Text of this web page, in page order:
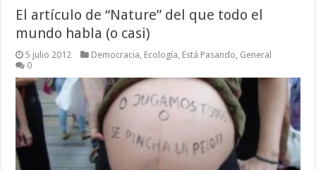
El artículo de “Nature” del que todo el
mundo habla (o casi)
5 julio 2012 Democracia Ecología Está Pasando General
0